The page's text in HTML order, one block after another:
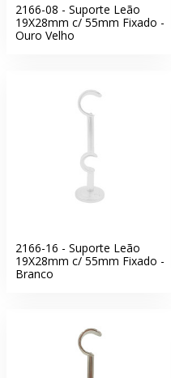
2166-08 - Suporte Leão
19X28mm c/ 55mm Fixado -
Ouro Velho
2166-16 - Suporte Leão
19X28mm c/ 55mm Fixado -
Branco